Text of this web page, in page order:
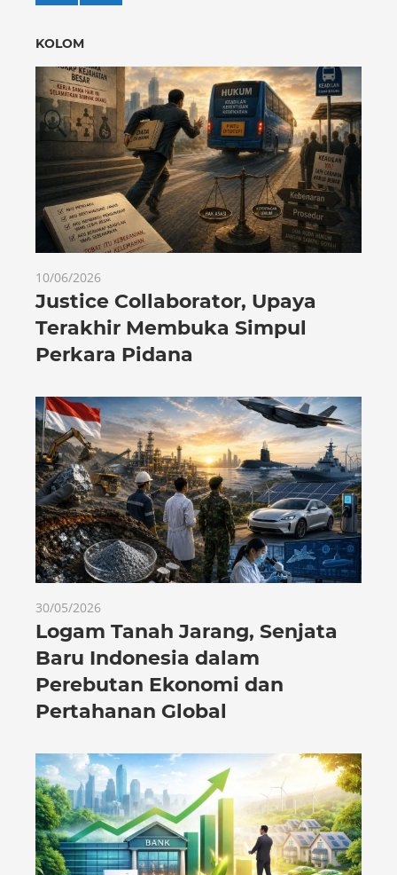
KOLOM
10/06/2026
Justice Collaborator, Upaya
Terakhir Membuka Simpul
Perkara Pidana
30/05/2026
Logam Tanah Jarang, Senjata
Baru Indonesia dalam
Perebutan Ekonomi dan
Pertahanan Global